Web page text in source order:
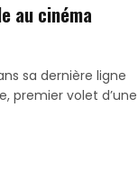
au cinéma
sa dernière ligne
premier volet d’une